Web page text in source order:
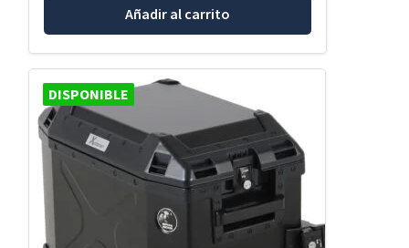
Añadir al carrito
DISPONIBLE